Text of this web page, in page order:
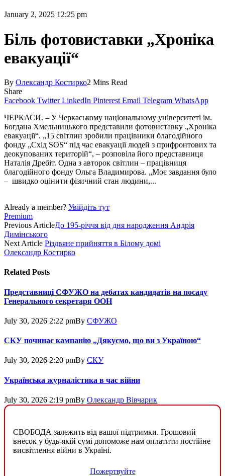
January 2, 2025 12:25 pm
Біль фотовиставки „Хроніка
евакуації“
By Олександр Костирко2 Mins Read
Share
Facebook Twitter LinkedIn Pinterest Email Telegram WhatsApp
ЧЕРКАСИ. – У Черкаському національному університеті ім.
Богдана Хмельницького представили фотовиставку „Хроніка
евакуації“. „15 світлин зробили працівники благодійного
фонду „Схід SOS“ під час евакуації людей з прифронтових та
деокупованих територій“, – розповіла його представниця
Наталія Дребіт. Одна з авторок світлин – працівниця
благодійного фонду Ольга Владимирова. „Моє завдання було
– швидко оцінити фізичний стан людини,...
Already a member? Увійдіть тут
Premium
Previous ArticleДо 195-річчя від дня народження Андрія
Димінського
Next Article Різдвяне прийняття в Білому домі
Олександр Костирко
Related Posts
Представниці СФУЖО на дебатах кандидатів на посаду
Генерального секретаря ООН
July 30, 2026 2:22 pmBy СФУЖО
СКУ починає кампанію „Дякуємо, що ви з Україною“
July 30, 2026 2:20 pmBy СКУ
Українська журналістика в час війни
July 30, 2026 2:19 pmBy Олександр Вівчарик
СВОБОДА залежить від вашої підтримки. Грошовий
внесок у будь-якій сумі допоможе нам оплатити постійне
висвітлення війни в Україні.
Пожертвуйте